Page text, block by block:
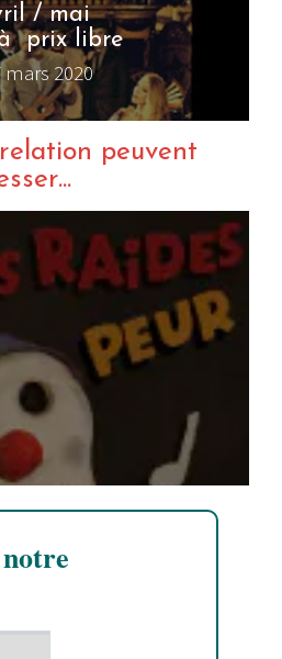
/ mai
prix libre
2020
peuvent